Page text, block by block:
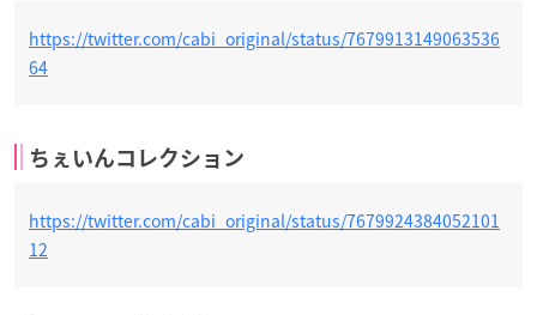
https://twitter.com/cabi_original/status/7679913149063536
64
ちぇいんコレクション
https://twitter.com/cabi_original/status/7679924384052101
12